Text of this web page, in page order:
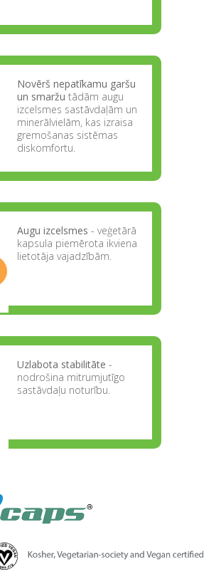
Novērš nepatīkamu garšu
un smaržu tādām augu
izcelsmes sastāvdaļām un
minerālvielām, kas izraisa
gremošanas sistēmas
diskomfortu.
Augu izcelsmes - veģetārā
kapsula piemērota ikviena
lietotāja vajadzībām.
Uzlabota stabilitāte -
nodrošina mitrumjutīgo
sastāvdaļu noturību.